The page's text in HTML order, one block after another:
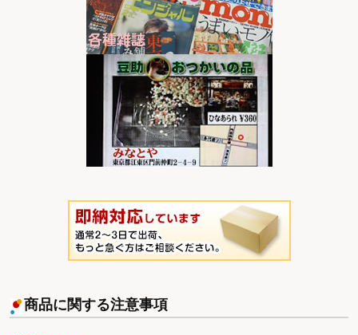
商品に関する注意事項